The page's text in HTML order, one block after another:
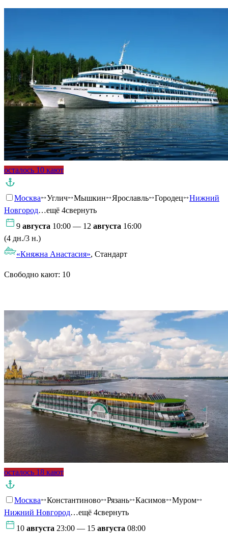
осталось 10 кают
Москва Углич Мышкин Ярославль Городец
Нижний
Новгород…ещё 4свернуть
9 августа 10:00 — 12 августа 16:00
(4 дн./3 н.)
«Княжна Анастасия», Стандарт
Свободно кают: 10
осталось 18 кают
Москва Константиново Рязань Касимов
Муром
Нижний Новгород…ещё 4свернуть
10 августа 23:00 — 15 августа 08:00